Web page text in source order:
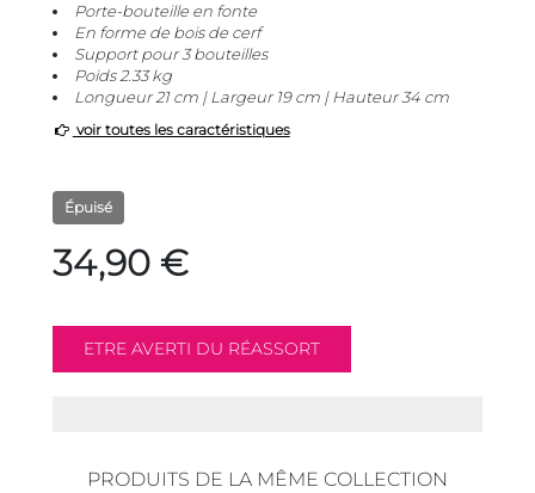
Porte-bouteille en fonte
En forme de bois de cerf
Support pour 3 bouteilles
Poids 2.33 kg
Longueur 21 cm | Largeur 19 cm | Hauteur 34 cm
voir toutes les caractéristiques
Épuisé
34,90 €
PRODUITS DE LA MÊME COLLECTION